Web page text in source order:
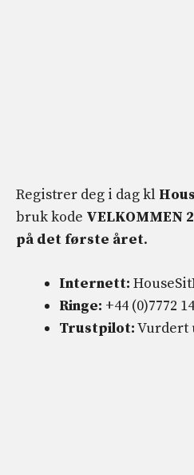
Registrer deg i dag kl
bruk kode VELKOMMEN
på det første året.
Internett:
Ringe: +44 (0)7772
Trustpilot:Vurdert